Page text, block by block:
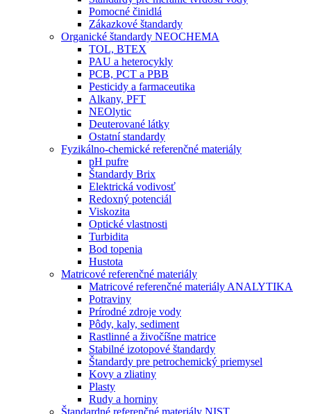
Pomocné činidlá
Zákazkové štandardy
Organické štandardy NEOCHEMA
TOL, BTEX
PAU a heterocykly
PCB, PCT a PBB
Pesticidy a farmaceutika
Alkany, PFT
NEOlytic
Deuterované látky
Ostatní standardy
Fyzikálno-chemické referenčné materiály
pH pufre
Štandardy Brix
Elektrická vodivosť
Redoxný potenciál
Viskozita
Optické vlastnosti
Turbidita
Bod topenia
Hustota
Matricové referenčné materiály
Matricové referenčné materiály ANALYTIKA
Potraviny
Prírodné zdroje vody
Pôdy, kaly, sediment
Rastlinné a živočíšne matrice
Stabilné izotopové štandardy
Štandardy pre petrochemický priemysel
Kovy a zliatiny
Plasty
Rudy a horniny
Štandardné referenčné materiály NIST